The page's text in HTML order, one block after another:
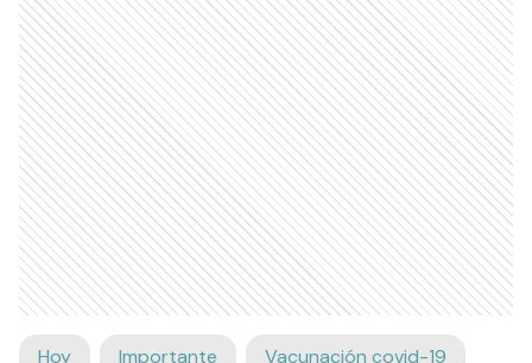
Hoy Importante Vacunación covid-19